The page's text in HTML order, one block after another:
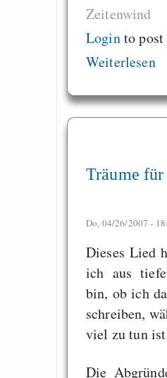
Zeitenwind
Loginto post
Weiterlesen
Träume
Do, 04/26/2007 -
Dieses Lied
ich aus
bin, ob ich
schreiben,
viel zu tun
Die